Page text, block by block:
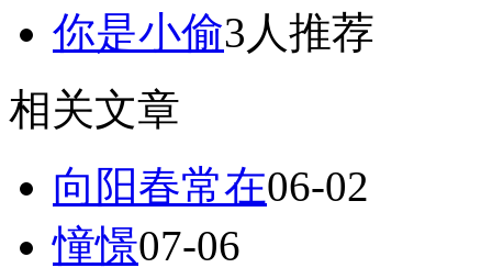
你是小偷3人推荐
相关文章
向阳春常在06-02
憧憬07-06